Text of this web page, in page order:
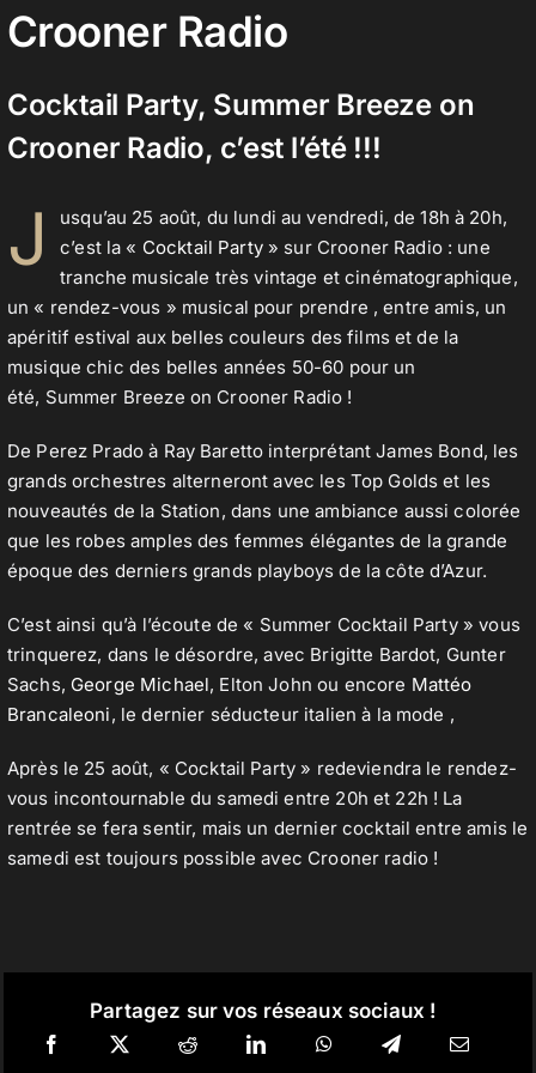
Contact
Crooner Radio
Cocktail Party, Summer Breeze on
Crooner Radio, c’est l’été !!!
J
usqu’au 25 août, du lundi au vendredi, de 18h à 20h,
c’est la « Cocktail Party» sur Crooner Radio : une
tranche musicale très vintage et cinématographique,
un « rendez-vous » musical pour prendre , entre amis, un
apéritif estival aux belles couleurs des films et de la
musique chic des belles années 50-60 pour un
été, Summer Breeze on Crooner Radio !
De Perez Prado à Ray Baretto interprétant James Bond, les
grands orchestres alterneront avec les Top Golds et les
nouveautés de la Station, dans une ambiance aussi colorée
que les robes amples des femmes élégantes de la grande
époque des derniers grands playboys de la côte d’Azur.
C’est ainsi qu’à l’écoute de « Summer Cocktail Party » vous
trinquerez, dans le désordre, avec Brigitte Bardot, Gunter
Sachs, George Michael, Elton John ou encore Mattéo
Brancaleoni, le dernier séducteur italien à la mode ,
Après le 25 août, « Cocktail Party » redeviendra le rendez-
vous incontournable du samedi entre 20h et 22h ! La
rentrée se fera sentir, mais un dernier cocktail entre amis le
samedi est toujours possible avec Crooner radio !
Partagez sur vos réseaux sociaux !